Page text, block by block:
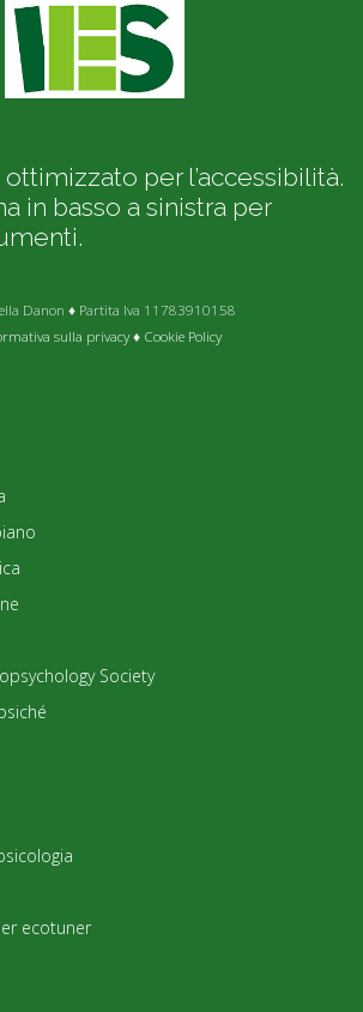
per l’accessibilità.
in basso a sinistra per
Danon ♦ Partita Iva 11783910158
sulla privacy♦ Cookie Policy
Society
ecotuner